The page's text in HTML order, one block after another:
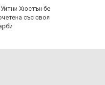
Хюстън бе
със своя